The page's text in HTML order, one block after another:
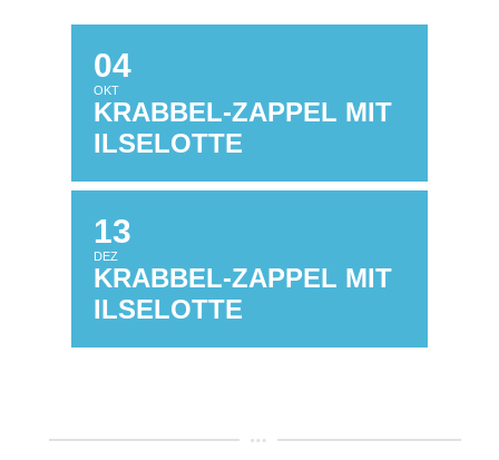
04
OKT
KRABBEL-ZAPPEL MIT
ILSELOTTE
13
DEZ
KRABBEL-ZAPPEL MIT
ILSELOTTE